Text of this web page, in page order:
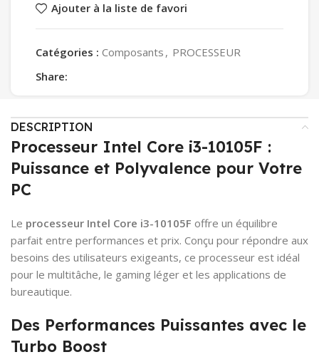
Ajouter à la liste de favori
Catégories : Composants , PROCESSEUR
Share:
DESCRIPTION
Processeur Intel Core i3-10105F :
Puissance et Polyvalence pour Votre
PC
Le processeur Intel Core i3-10105F offre un équilibre
parfait entre performances et prix. Conçu pour répondre aux
besoins des utilisateurs exigeants, ce processeur est idéal
pour le multitâche, le gaming léger et les applications de
bureautique.
Des Performances Puissantes avec le
Turbo Boost